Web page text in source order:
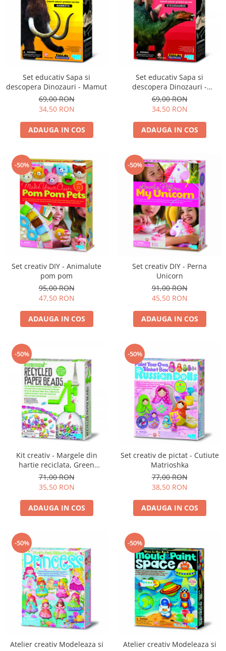
Set educativ Sapa si
descopera Dinozauri - Mamut
69,00 RON
34,50 RON
ADAUGA IN COS
Set educativ Sapa si
descopera Dinozauri -
Stegosaurus
69,00 RON
34,50 RON
ADAUGA IN COS
-50%
Set creativ DIY - Animalute
pom pom
95,00 RON
47,50 RON
ADAUGA IN COS
-50%
Set creativ DIY - Perna
Unicorn
91,00 RON
45,50 RON
ADAUGA IN COS
-50%
Kit creativ - Margele din
hartie reciclata, Green
Creativity
71,00 RON
35,50 RON
ADAUGA IN COS
-50%
Set creativ de pictat - Cutiute
Matrioshka
77,00 RON
38,50 RON
ADAUGA IN COS
-50%
Atelier creativ Modeleaza si
-50%
Atelier creativ Modeleaza si